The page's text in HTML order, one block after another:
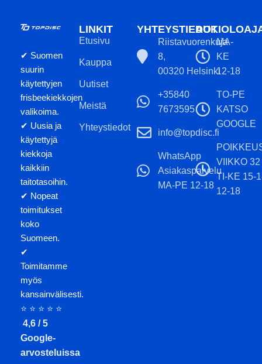
✔ Suomen
suurin
käytettyjen
frisbeekiekkojen
valikoima.
✔ Uusia ja
käytettyjä
kiekkoja
kaikkiin
taitotasoihin.
✔ Nopeat
toimitukset
koko
Suomeen.
✔
Toimitamme
myös
kansainvälisesti.
⭐ ⭐ ⭐ ⭐ ⭐
4,6 / 5
Google-
arvosteluissa
LINKIT
Etusivu
Kauppa
Uutiset
Meistä
Yhteystiedot
YHTEYSTIEDOT
Riistavuorenkuja
8,
00320 Helsinki
+35840
7673595
info@topdisc.fi
WhatsApp
Asiakaspalvelu
MA-PE 12-18
MA-
KE
12-18
TO-PE
KATSO
GOOGLE
VIIKKO 32
TI-KE 15-
12-18